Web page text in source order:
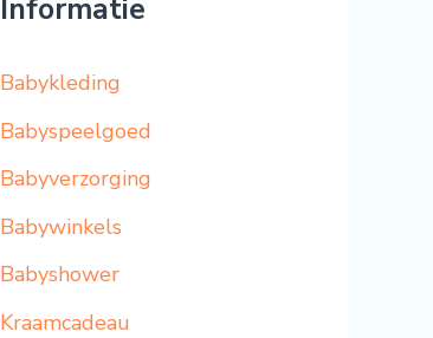
Informatie
Babykleding
Babyspeelgoed
Babyverzorging
Babywinkels
Babyshower
Kraamcadeau